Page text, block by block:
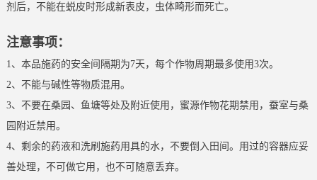
剂后，不能在蜕皮时形成新表皮，虫体畸形而死亡。
注意事项：
1、本品施药的安全间隔期为7天，每个作物周期最多使用3次。
2、不能与碱性等物质混用。
3、不要在桑园、鱼塘等处及附近使用，蜜源作物花期禁用，蚕室与桑
园附近禁用。
4、剩余的药液和洗刷施药用具的水，不要倒入田间。用过的容器应妥
善处理，不可做它用，也不可随意丢弃。